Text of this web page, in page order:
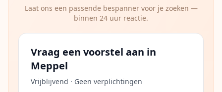
Laat ons een passende bespanner voor je zoeken —
binnen 24 uur reactie.
Vraag een voorstel aan in
Meppel
Vrijblijvend · Geen verplichtingen